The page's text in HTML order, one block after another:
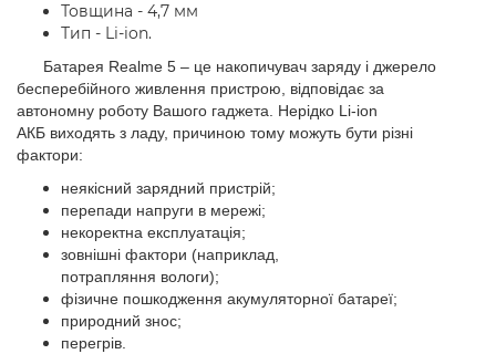
Товщина - 4,7 мм
Тип - Li-ion.
Батарея Realme 5 – це накопичувач заряду і джерело
бесперебійного живлення пристрою, відповідає за
автономну роботу Вашого гаджета. Нерідко Li-ion
АКБ виходять з ладу, причиною тому можуть бути різні
фактори:
неякісний зарядний пристрій;
перепади напруги в мережі;
некоректна експлуатація;
зовнішні фактори (наприклад,
потрапляння вологи);
фізичне пошкодження акумуляторної батареї;
природний знос;
перегрів.